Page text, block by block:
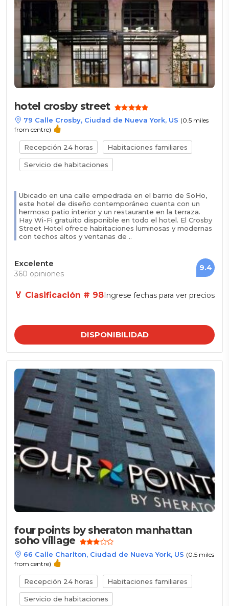
hotel crosby street
79 Calle Crosby, Ciudad de Nueva York, US (0.5 miles
from centre)
Recepción 24 horas Habitaciones familiares
Servicio de habitaciones
Ubicado en una calle empedrada en el barrio de SoHo,
este hotel de diseño contemporáneo cuenta con un
hermoso patio interior y un restaurante en la terraza.
Hay Wi-Fi gratuito disponible en todo el hotel. El Crosby
Street Hotel ofrece habitaciones luminosas y modernas
con techos altos y ventanas de ..
Excelente
360 opiniones
9.4
🏅 Clasificación # 98Ingrese fechas para ver precios
DISPONIBILIDAD
four points by sheraton manhattan
soho village
66 Calle Charlton, Ciudad de Nueva York, US (0.5 miles
from centre)
Recepción 24 horas Habitaciones familiares
Servicio de habitaciones